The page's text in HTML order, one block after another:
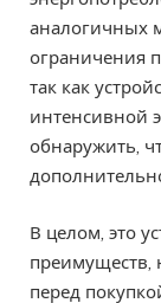
аналогичных
ограничения
так как
интенсивной
обнаружить,
В целом, это
преимуществ,
перед